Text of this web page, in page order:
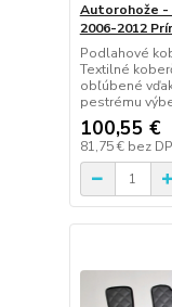
Autorohože -
2006-2012
Podlahové
Textilné
obľúbené
pestrému
100,55 €
81,75 € bez